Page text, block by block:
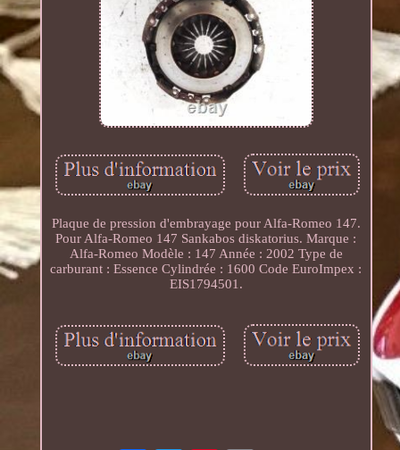
Plaque de pression d'embrayage pour Alfa-Romeo 147.
Pour Alfa-Romeo 147 Sankabos diskatorius. Marque :
Alfa-Romeo Modèle : 147 Année : 2002 Type de
carburant : Essence Cylindrée : 1600 Code EuroImpex :
EIS1794501.